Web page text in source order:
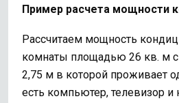
Пример расчета мощности
Рассчитаем мощность
комнаты площадью 26 кв. м
2,75 м в которой проживает
есть компьютер, телевизор